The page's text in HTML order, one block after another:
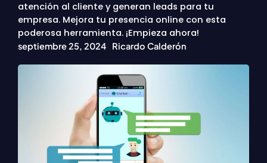
atención al cliente y generan leads para tu
empresa. Mejora tu presencia online con esta
poderosa herramienta. ¡Empieza ahora!
septiembre 25, 2024 Ricardo Calderón